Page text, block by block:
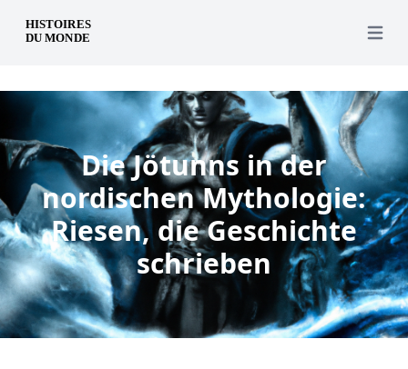
de Open
Die Jötunns in der
nordischen Mythologie:
Riesen, die Geschichte
schrieben